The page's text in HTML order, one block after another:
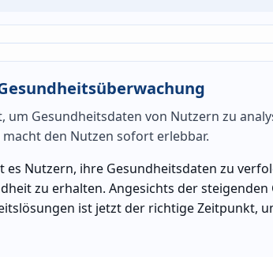
um Gesundheitsdaten von Nutzern zu
den Nutzen sofort erlebbar.
Nutzern, ihre Gesundheitsdaten zu
zu erhalten. Angesichts der
ist jetzt der richtige Zeitpunkt,